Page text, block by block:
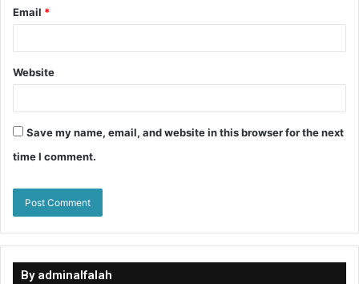
Email *
Website
Save my name, email, and website in this browser for the next
time I comment.
By adminalfalah